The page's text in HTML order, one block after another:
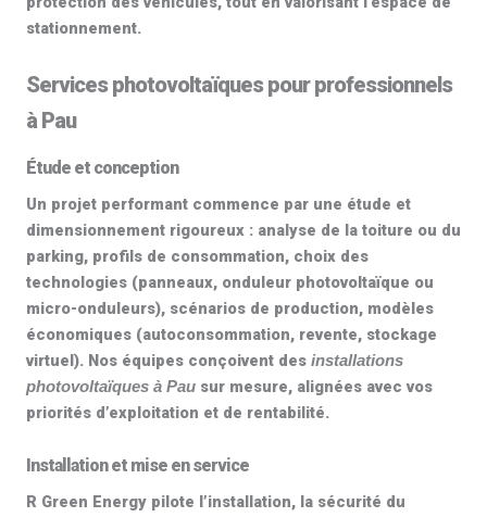
stationnement.
Services photovoltaïques pour professionnels
à Pau
Étude et conception
Un projet performant commence par une étude et
dimensionnement rigoureux : analyse de la toiture ou du
parking, profils de consommation, choix des
technologies (panneaux, onduleur photovoltaïque ou
micro-onduleurs), scénarios de production, modèles
économiques (autoconsommation, revente, stockage
virtuel). Nos équipes conçoivent des installations
photovoltaïques à Pau sur mesure, alignées avec vos
priorités d’exploitation et de rentabilité.
Installation et mise en service
R Green Energy pilote l’installation, la sécurité du